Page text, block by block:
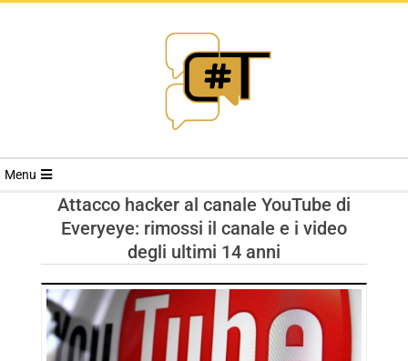
RIVISTA
TRENDS
Menu
Attacco hacker al canale YouTube di
Everyeye: rimossi il canale e i video
degli ultimi 14 anni